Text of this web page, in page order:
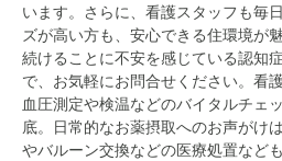
います。さらに、看護スタッフも毎
ズが高い方も、安心できる住環境が
続けることに不安を感じている認知
で、お気軽にお問合せください。看
血圧測定や検温などのバイタルチェ
底。日常的なお薬摂取へのお声がけ
やバルーン交換などの医療処置など